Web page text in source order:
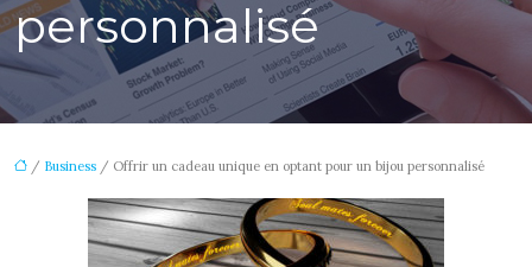
personnalisé
/ Business / Offrir un cadeau unique en optant pour un bijou personnalisé